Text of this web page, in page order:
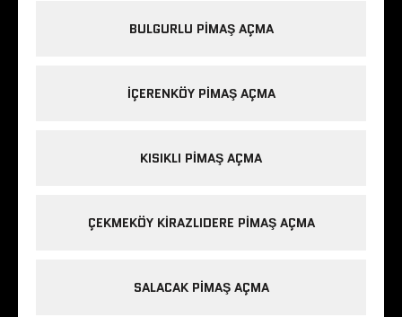
BULGURLU PIMAŞ AÇMA
IÇERENKÖY PIMAŞ AÇMA
KISIKLI PIMAŞ AÇMA
ÇEKMEKÖY KIRAZLIDERE PIMAŞ AÇMA
SALACAK PIMAŞ AÇMA